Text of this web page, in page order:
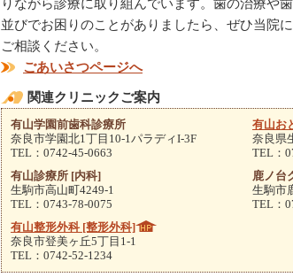
りながら診療に取り組んでいます。歯の治療や歯
並びでお困りのことがありましたら、ぜひ当院に
ご相談ください。
ごあいさつページへ
関連クリニックご案内
有山学園前歯科診療所
奈良市学園北1丁目10-1パラディI-3F
TEL：0742-45-0663
有山お
奈良県
TEL：
有山診療所 [内科]
生駒市高山町4249-1
TEL：0743-78-0075
鹿ノ台
生駒市
TEL：
有山整形外科 [整形外科]
奈良市登美ヶ丘5丁目1-1
TEL：0742-52-1234